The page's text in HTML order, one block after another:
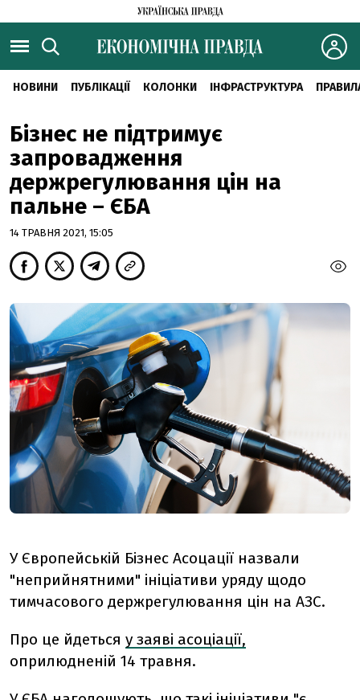
НОВИНИ ПУБЛІКАЦІЇ КОЛОНКИ ІНФРАСТРУКТУРА
Бізнес не підтримує
запровадження
держрегулювання цін на
пальне – ЄБА
14 ТРАВНЯ 2021, 15:05
У Європейській Бізнес Асоцації назвали
"неприйнятними" ініціативи уряду щодо
тимчасового держрегулювання цін на АЗС.
Про це йдеться у заяві асоціації,
оприлюдненій 14 травня.